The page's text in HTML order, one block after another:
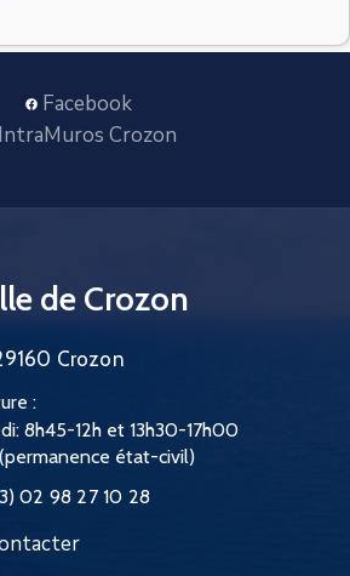
Facebook
IntraMuros Crozon
de Crozon
Crozon
:
8h45-12h et 13h30-17h00
état-civil)
02 98 27 10 28